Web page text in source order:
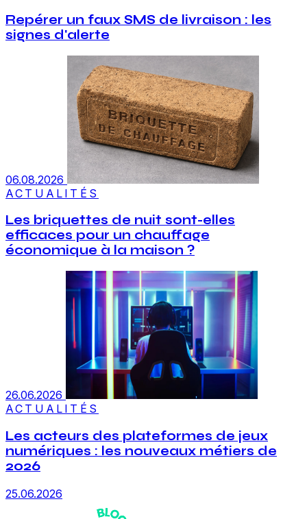
Repérer un faux SMS de livraison : les
signes d'alerte
06.08.2026
ACTUALITÉS
Les briquettes de nuit sont-elles
efficaces pour un chauffage
économique à la maison ?
26.06.2026
ACTUALITÉS
Les acteurs des plateformes de jeux
numériques : les nouveaux métiers de
2026
25.06.2026